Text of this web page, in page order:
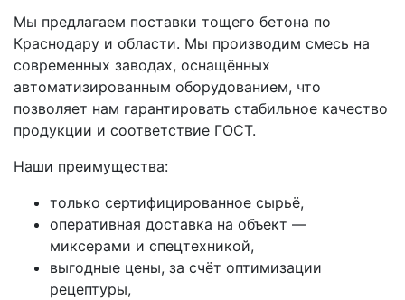
Мы предлагаем поставки тощего бетона по
Краснодару и области. Мы производим смесь на
современных заводах, оснащённых
автоматизированным оборудованием, что
позволяет нам гарантировать стабильное качество
продукции и соответствие ГОСТ.
Наши преимущества:
только сертифицированное сырьё,
оперативная доставка на объект —
миксерами и спецтехникой,
выгодные цены, за счёт оптимизации
рецептуры,